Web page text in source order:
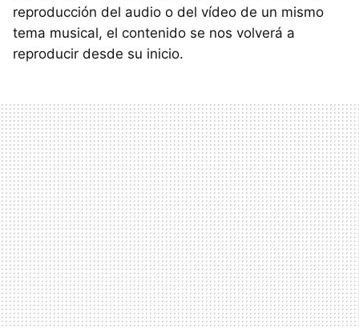
reproducción del audio o del vídeo de un mismo
tema musical, el contenido se nos volverá a
reproducir desde su inicio.